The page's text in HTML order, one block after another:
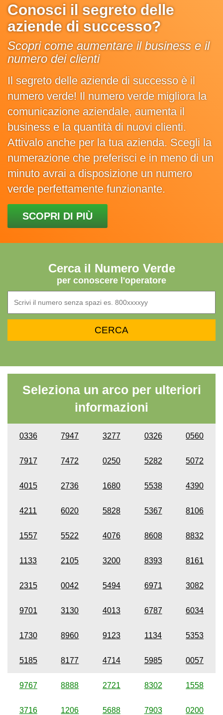
Conosci il segreto delle
aziende di successo?
Scopri come aumentare il business e il
numero dei clienti
Il segreto delle aziende di successo è il
numero verde! Il numero verde migliora la
comunicazione aziendale, aumenta il
business e la quantità di nuovi clienti.
Attivalo anche per la tua azienda. Scegli la
numerazione che preferisci e in meno di un
minuto avrai a disposizione un numero
verde perfettamente funzionante.
SCOPRI DI PIÙ
Cerca il Numero Verde
per conoscere l'operatore
Seleziona un arco per ulteriori
informazioni
0336 7947 3277 0326 0560
7917 7472 0250 5282 5072
4015 2736 1680 5538 4390
4211 6020 5828 5367 8106
1557 5522 4076 8608 8832
1133 2105 3200 8393 8161
2315 0042 5494 6971 3082
9701 3130 4013 6787 6034
1730 8960 9123 1134 5353
5185 8177 4714 5985 0057
9767 8888 2721 8302 1558
3716 1206 5688 7903 0200